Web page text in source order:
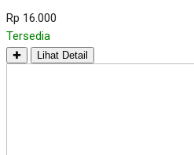
Rp 16.000
Tersedia
✚ Lihat Detail